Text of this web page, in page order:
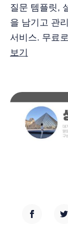
질문 템플릿,
을 남기고 관
서비스. 무료
보기